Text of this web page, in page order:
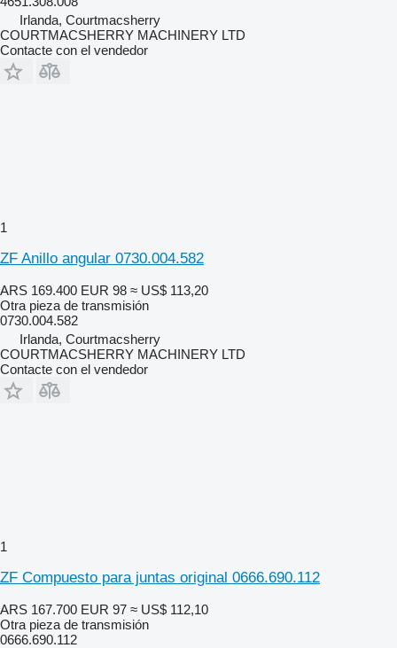
Irlanda, Courtmacsherry
COURTMACSHERRY MACHINERY LTD
Contacte con el vendedor
1
ZF Anillo angular 0730.004.582
ARS 169.400 EUR 98 ≈ US$ 113,20
Otra pieza de transmisión
0730.004.582
Irlanda, Courtmacsherry
COURTMACSHERRY MACHINERY LTD
Contacte con el vendedor
1
ZF Compuesto para juntas original 0666.690.112
ARS 167.700 EUR 97 ≈ US$ 112,10
Otra pieza de transmisión
0666.690.112